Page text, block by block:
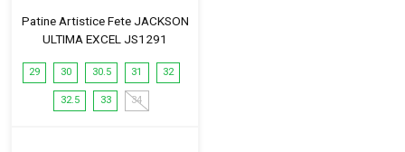
Patine Artistice Fete JACKSON
ULTIMA EXCEL JS1291
29 30 30.5 31 32
32.5 33 34